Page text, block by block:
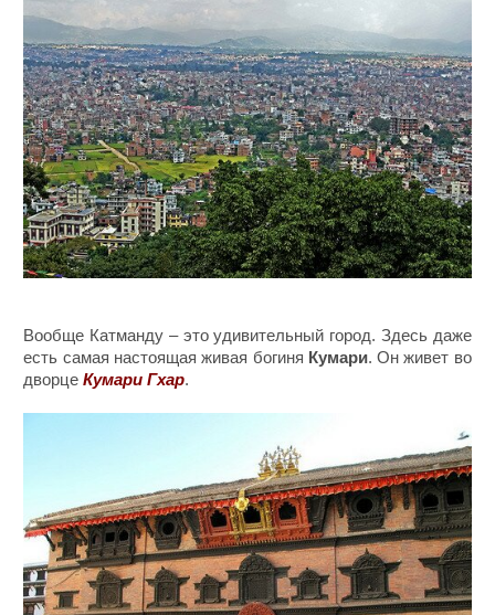
Вообще Катманду – это удивительный город. Здесь даже
есть самая настоящая живая богиня Кумари. Он живет во
дворцеКумари Гхар.